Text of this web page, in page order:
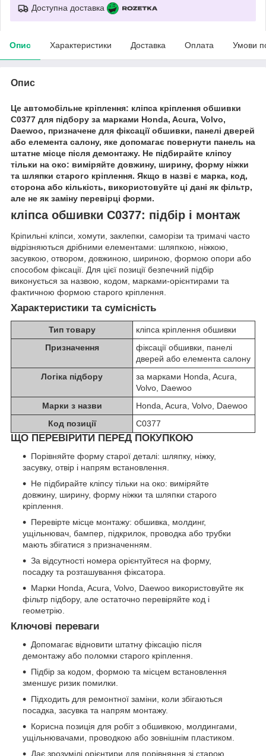
Доступна доставка
Опис Характеристики Доставка Оплата Умови
Опис
Це автомобільне кріплення: кліпса кріплення обшивки
C0377 для підбору за марками Honda, Acura, Volvo,
Daewoo, призначене для фіксації обшивки, панелі дверей
або елемента салону, яке допомагає повернути панель на
штатне місце після демонтажу. Не підбирайте кліпсу
тільки на око: виміряйте довжину, ширину, форму ніжки
та шляпки старого кріплення. Якщо в назві є марка, код,
сторона або кількість, використовуйте ці дані як фільтр,
але не як заміну перевірці форми.
кліпса обшивки C0377: підбір і монтаж
Кріпильні кліпси, хомути, заклепки, саморізи та тримачі часто
відрізняються дрібними елементами: шляпкою, ніжкою,
засувкою, отвором, довжиною, шириною, формою опори або
способом фіксації. Для цієї позиції безпечний підбір
виконується за назвою, кодом, марками-орієнтирами та
фактичною формою старого кріплення.
Характеристики та сумісність
Тип товару
кліпса кріплення обшивки
Призначення
фіксації обшивки, панелі
дверей або елемента салону
Логіка підбору
за марками Honda, Acura,
Volvo, Daewoo
Марки з назви
Honda, Acura, Volvo, Daewoo
Код позиції
C0377
ЩО ПЕРЕВІРИТИ ПЕРЕД ПОКУПКОЮ
Порівняйте форму старої деталі: шляпку, ніжку,
засувку, отвір і напрям встановлення.
Не підбирайте кліпсу тільки на око: виміряйте
довжину, ширину, форму ніжки та шляпки старого
кріплення.
Перевірте місце монтажу: обшивка, молдинг,
ущільнювач, бампер, підкрилок, проводка або трубки
мають збігатися з призначенням.
За відсутності номера орієнтуйтеся на форму,
посадку та розташування фіксатора.
Марки Honda, Acura, Volvo, Daewoo використовуйте як
фільтр підбору, але остаточно перевіряйте код і
геометрію.
Ключові переваги
Допомагає відновити штатну фіксацію після
демонтажу або поломки старого кріплення.
Підбір за кодом, формою та місцем встановлення
зменшує ризик помилки.
Підходить для ремонтної заміни, коли збігаються
посадка, засувка та напрям монтажу.
Корисна позиція для робіт з обшивкою, молдингами,
ущільнювачами, проводкою або зовнішнім пластиком.
Дає зрозумілі орієнтири для порівняння зі старою